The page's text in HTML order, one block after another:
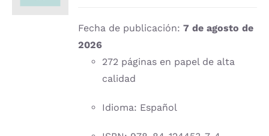
DETALLES
Fecha de publicación:7 de agosto de
2026
272 páginas en papel de alta
calidad
Idioma: Español